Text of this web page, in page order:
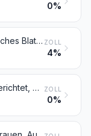
0%
Künstliche Blumen, künstliches Blattwerk und künstliche Früchte sowie Teile davon; Waren aus künstlichen Blumen, künstlichem Blattwerk oder künstlichen Früchten ZOLL
4%
Menschenhaare, gleichgerichtet, gedünnt, gebleicht oder in anderer Weise zugerichtet; Wolle, Tierhaare und andere Spinnstoffe, für die Herstellung von Perücken und ähnlichen Waren zugerichtet ZOLL
0%